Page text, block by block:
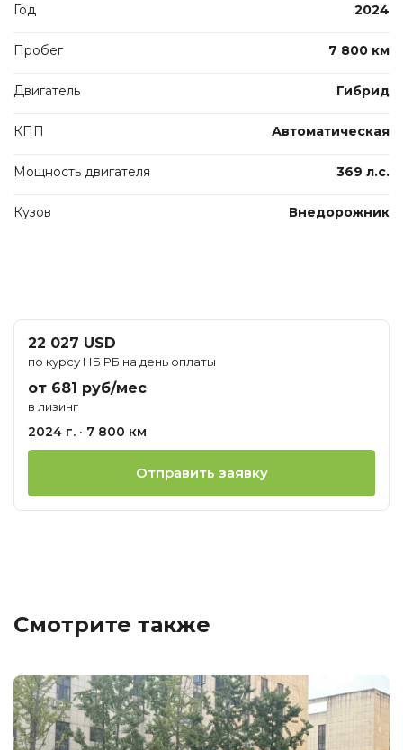
Год 2024
Пробег 7 800 км
Двигатель Гибрид
КПП Автоматическая
Мощность двигателя 369 л.с.
Кузов Внедорожник
22 027 USD
по курсу НБ РБ на день оплаты
от 681 руб/мес
в лизинг
2024 г. · 7 800 км
Отправить заявку
Смотрите также